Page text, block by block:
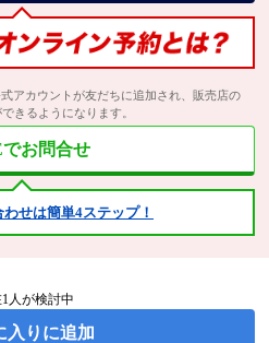
アカウントが友だちに追加され、販売店の
きるようになります。
お問合せ
せは簡単4ステップ！
1 人が検討中
入りに追加